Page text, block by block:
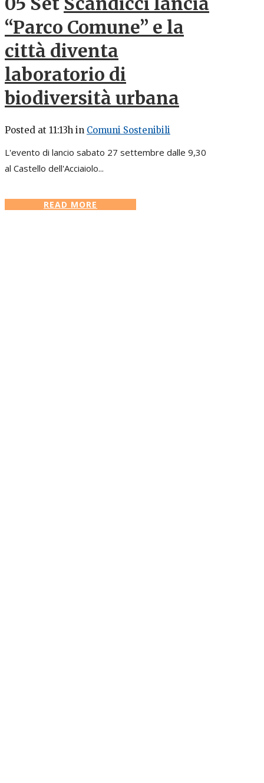
“Parco Comune” e la
città diventa
laboratorio di
biodiversità urbana
Posted at 11:13h in Comuni Sostenibili
L'evento di lancio sabato 27 settembre dalle 9,30
al Castello dell'Acciaiolo...
READ MORE